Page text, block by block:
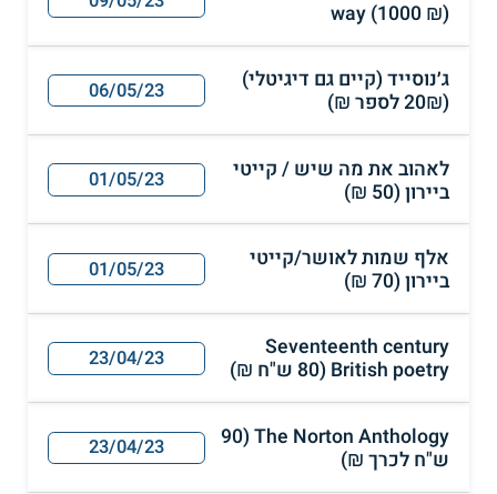
way (1000 ₪)
ג׳נוסייד (קיים גם דיגיטלי)
(20₪ לספר ₪)
06/05/23
לאהוב את מה שיש / קייטי
ביירון (50 ₪)
01/05/23
אלף שמות לאושר/קייטי
ביירון (70 ₪)
01/05/23
Seventeenth century
British poetry (80 ש"ח ₪)
23/04/23
The Norton Anthology (90
ש"ח לכרך ₪)
23/04/23